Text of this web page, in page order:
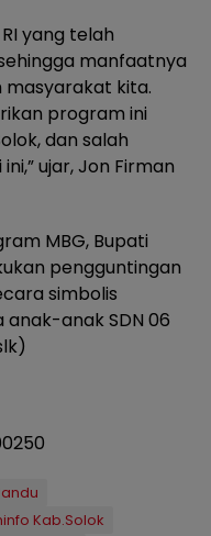
yang telah
manfaatnya
masyarakat kita.
program ini
dan salah
ujar, Jon Firman
MBG, Bupati
pengguntingan
simbolis
anak SDN 06
Kab.Solok